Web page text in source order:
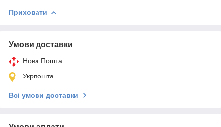
Приховати
Умови доставки
Нова Пошта
Укрпошта
Всі умови доставки